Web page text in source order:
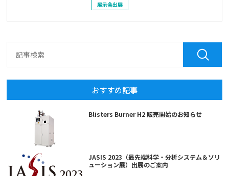
展示会出展
おすすめ記事
Blisters Burner H2 販売開始のお知らせ
JASIS 2023（最先端科学・分析システム＆ソリ
ューション展）出展のご案内